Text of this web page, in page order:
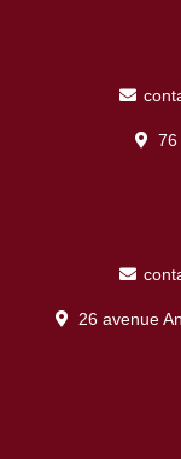
76
26 avenue